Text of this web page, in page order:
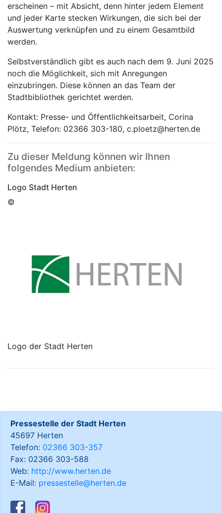
erscheinen – mit Absicht, denn hinter jedem Element
und jeder Karte stecken Wirkungen, die sich bei der
Auswertung verknüpfen und zu einem Gesamtbild
werden.
Selbstverständlich gibt es auch nach dem 9. Juni 2025
noch die Möglichkeit, sich mit Anregungen
einzubringen. Diese können an das Team der
Stadtbibliothek gerichtet werden.
Kontakt: Presse- und Öffentlichkeitsarbeit, Corina
Plötz, Telefon: 02366 303-180, c.ploetz@herten.de
Zu dieser Meldung können wir Ihnen
folgendes Medium anbieten:
Logo Stadt Herten
©
Logo der Stadt Herten
Pressestelle der Stadt Herten
45697 Herten
Telefon: 02366 303-357
Fax: 02366 303-588
Web: http://www.herten.de
E-Mail: pressestelle@herten.de